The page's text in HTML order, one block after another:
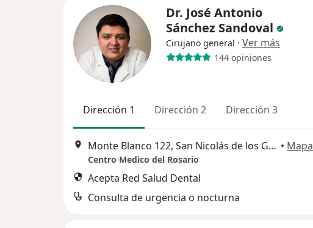
Dr. José Antonio
Sánchez Sandoval
Cirujano general · Ver más
144 opiniones
Dirección 1 Dirección 2 Dirección 3
Monte Blanco 122, San Nicolás de los Garza • Mapa
Centro Medico del Rosario
Acepta Red Salud Dental
Consulta de urgencia o nocturna